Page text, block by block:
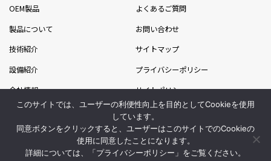
OEM製品
製品について
技術紹介
設備紹介
会社情報
採用情報
よくあるご質問
お問い合わせ
サイトマップ
プライバシーポリシー
サイトポリシー
吉川グループ
ライフスタイル事業部
このサイトでは、ユーザーの利便性向上を目的としてCookieを使用
しています。
同意ボタンをクリックすると、ユーザーはこのサイトでのCookieの
使用に同意したことになります。
詳細については、「プライバシーポリシー 」をご覧ください。